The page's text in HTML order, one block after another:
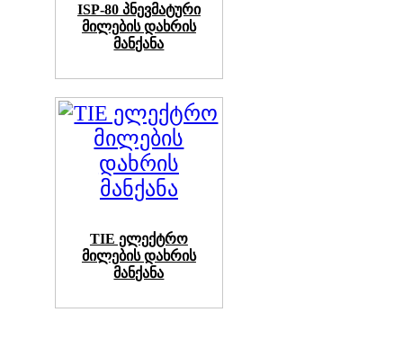
ISP-80 პნევმატური
მილების დახრის
მანქანა
TIE ელექტრო
მილების დახრის
მანქანა